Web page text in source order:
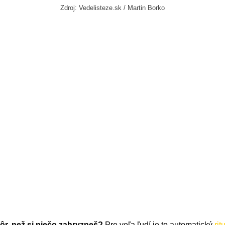
Zdroj: Vedelisteze.sk / Martin Borko